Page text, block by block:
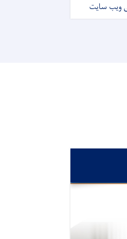
ویب سایت